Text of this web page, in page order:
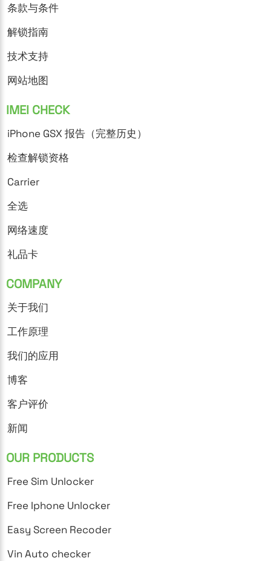
条款与条件
解锁指南
技术支持
网站地图
IMEI CHECK
iPhone GSX 报告（完整历史）
检查解锁资格
Carrier
全选
网络速度
礼品卡
COMPANY
关于我们
工作原理
我们的应用
博客
客户评价
新闻
OUR PRODUCTS
Free Sim Unlocker
Free Iphone Unlocker
Easy Screen Recoder
Vin Auto checker